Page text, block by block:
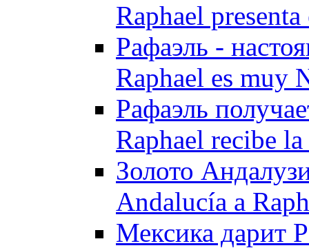
Raphael
Рафаэль -
Raphael es muy
Рафаэль
Raphael recibe
Золото
Andalucía a
Мексика дарит